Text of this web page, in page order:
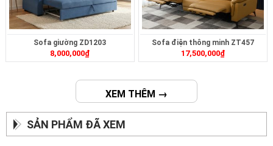
Sofa giường ZD1203
8,000,000₫
Sofa điện thông minh ZT457
17,500,000₫
XEM THÊM →
SẢN PHẨM ĐÃ XEM